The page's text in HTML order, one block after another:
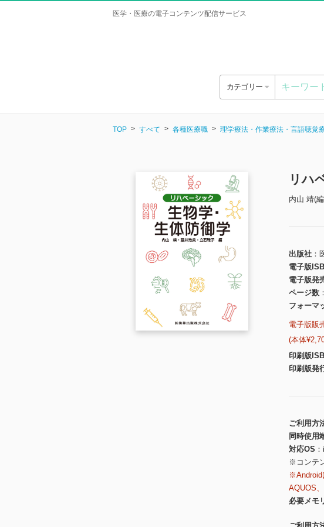
医学・医療の電子コンテンツ配信サービス
カテゴリー
TOP すべて 各種医療職 理学療法・作業療法・言語聴覚
リハ
内山 靖(
出版社
電子版
電子版発
ページ数
フォーマ
電子版販
(本体
印刷版
印刷版発
ご利用方
同時使用
対応OS
※コンテ
※Android
AQUOS
必要メモ